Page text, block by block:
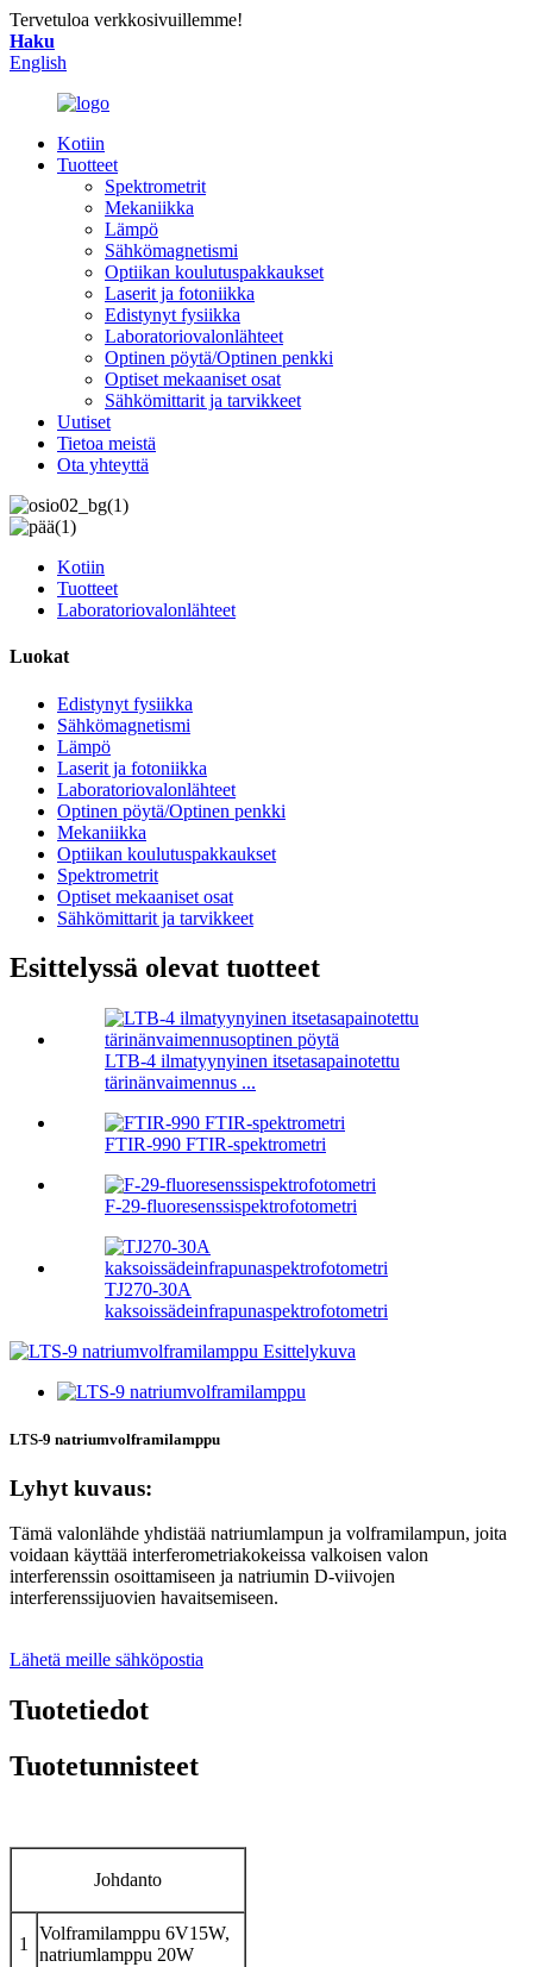
Tervetuloa verkkosivuillemme!
Haku
English
Kotiin
Tuotteet
Spektrometrit
Mekaniikka
Lämpö
Sähkömagnetismi
Optiikan koulutuspakkaukset
Laserit ja fotoniikka
Edistynyt fysiikka
Laboratoriovalonlähteet
Optinen pöytä/Optinen penkki
Optiset mekaaniset osat
Sähkömittarit ja tarvikkeet
Uutiset
Tietoa meistä
Ota yhteyttä
Kotiin
Tuotteet
Laboratoriovalonlähteet
Luokat
Edistynyt fysiikka
Sähkömagnetismi
Lämpö
Laserit ja fotoniikka
Laboratoriovalonlähteet
Optinen pöytä/Optinen penkki
Mekaniikka
Optiikan koulutuspakkaukset
Spektrometrit
Optiset mekaaniset osat
Sähkömittarit ja tarvikkeet
Esittelyssä olevat tuotteet
LTB-4 ilmatyynyinen itsetasapainotettu
tärinänvaimennus ...
FTIR-990 FTIR-spektrometri
F-29-fluoresenssispektrofotometri
TJ270-30A
kaksoissädeinfrapunaspektrofotometri
LTS-9 natriumvolframilamppu
Lyhyt kuvaus:
Tämä valonlähde yhdistää natriumlampun ja volframilampun, joita
voidaan käyttää interferometriakokeissa valkoisen valon
interferenssin osoittamiseen ja natriumin D-viivojen
interferenssijuovien havaitsemiseen.
Lähetä meille sähköpostia
Tuotetiedot
Tuotetunnisteet
Johdanto
1
Volframilamppu 6V15W,
natriumlamppu 20W